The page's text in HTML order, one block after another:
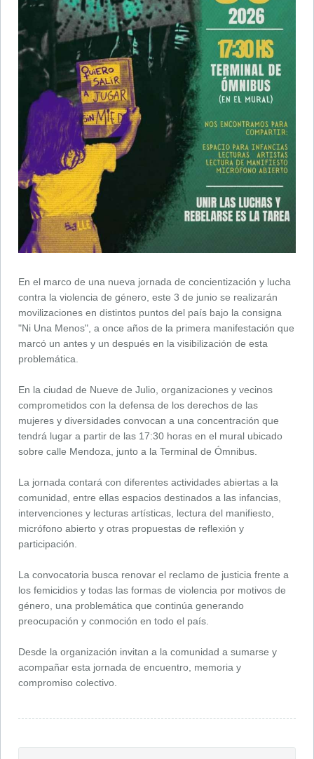
En el marco de una nueva jornada de concientización y lucha
contra la violencia de género, este 3 de junio se realizarán
movilizaciones en distintos puntos del país bajo la consigna
"Ni Una Menos", a once años de la primera manifestación que
marcó un antes y un después en la visibilización de esta
problemática.
En la ciudad de Nueve de Julio, organizaciones y vecinos
comprometidos con la defensa de los derechos de las
mujeres y diversidades convocan a una concentración que
tendrá lugar a partir de las 17:30 horas en el mural ubicado
sobre calle Mendoza, junto a la Terminal de Ómnibus.
La jornada contará con diferentes actividades abiertas a la
comunidad, entre ellas espacios destinados a las infancias,
intervenciones y lecturas artísticas, lectura del manifiesto,
micrófono abierto y otras propuestas de reflexión y
participación.
La convocatoria busca renovar el reclamo de justicia frente a
los femicidios y todas las formas de violencia por motivos de
género, una problemática que continúa generando
preocupación y conmoción en todo el país.
Desde la organización invitan a la comunidad a sumarse y
acompañar esta jornada de encuentro, memoria y
compromiso colectivo.